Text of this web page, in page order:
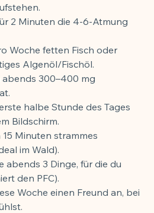
2 Minuten die 4-6-Atmung
Woche fetten Fisch oder
Algenöl/Fischöl.
abends 300–400 mg
halbe Stunde des Tages
Bildschirm.
15 Minuten strammes
im Wald).
abends 3 Dinge, für die du
den PFC).
Woche einen Freund an, bei